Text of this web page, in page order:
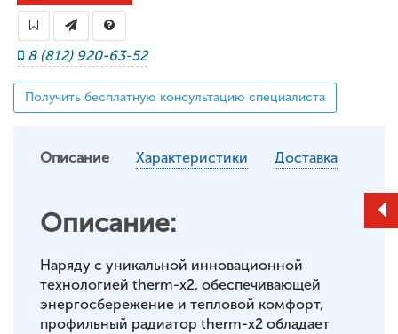
8 (812) 920-63-52
Получить бесплатную консультацию специалиста
Описание Характеристики Доставка
Описание:
Наряду с уникальной инновационной
технологией therm-x2, обеспечивающей
энергосбережение и тепловой комфорт,
профильный радиатор therm-x2 обладает